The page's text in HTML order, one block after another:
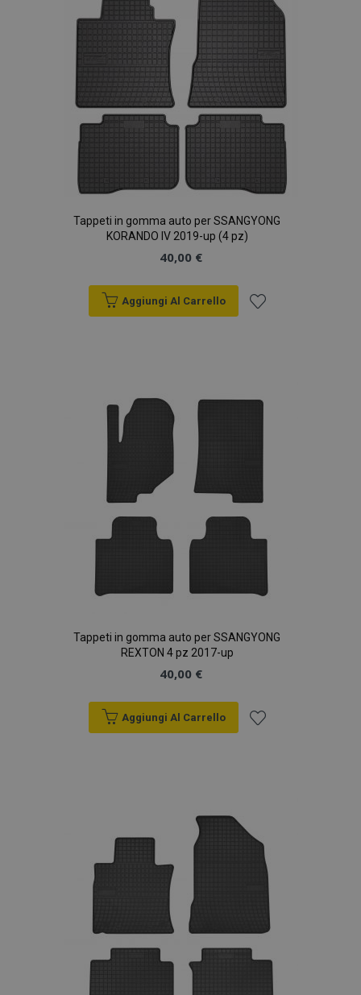
desideri
Tappeti in gomma auto per SSANGYONG
KORANDO IV 2019-up (4 pz)
40,00 €
Aggiungi Al Carrello
Tappeti in gomma auto per SSANGYONG
REXTON 4 pz 2017-up
40,00 €
Aggiungi Al Carrello
desideri